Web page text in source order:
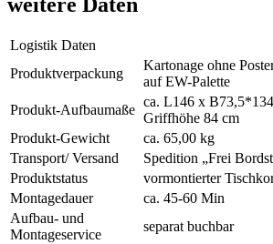
Logistik Daten
Produktverpackung
Kartonage ohne
auf EW-Palette
Produkt-Aufbaumaße
ca. L146 x
Griffhöhe 84 cm
Produkt-Gewicht
ca. 65,00 kg
Transport/ Versand
Spedition „Frei
Produktstatus
vormontierter
Montagedauer
ca. 45-60 Min
Aufbau- und
Montageservice
separat buchbar